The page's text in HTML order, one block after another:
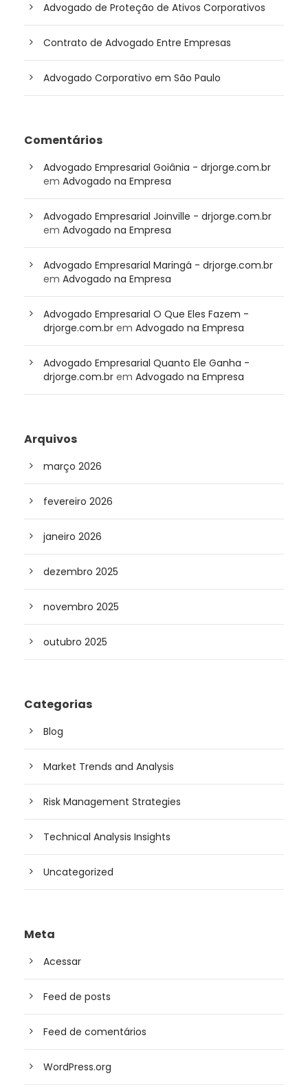
Advogado de Proteção de Ativos Corporativos
Contrato de Advogado Entre Empresas
Advogado Corporativo em São Paulo
Comentários
Advogado Empresarial Goiânia - drjorge.com.br
em Advogado na Empresa
Advogado Empresarial Joinville - drjorge.com.br
em Advogado na Empresa
Advogado Empresarial Maringá - drjorge.com.br
em Advogado na Empresa
Advogado Empresarial O Que Eles Fazem -
drjorge.com.br em Advogado na Empresa
Advogado Empresarial Quanto Ele Ganha -
drjorge.com.br em Advogado na Empresa
Arquivos
março 2026
fevereiro 2026
janeiro 2026
dezembro 2025
novembro 2025
outubro 2025
Categorias
Blog
Market Trends and Analysis
Risk Management Strategies
Technical Analysis Insights
Uncategorized
Meta
Acessar
Feed de posts
Feed de comentários
WordPress.org